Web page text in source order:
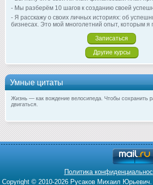
- Мы разберём 10 шагов к созданию своей
- Я расскажу о своих личных историях: об
бизнесах. Это мой многолетний опыт, которым я
Записаться
Другие курсы
Умные цитаты
Жизнь — как вождение велосипеда. Чтобы сохранить
двигаться.
Политика
Copyright © 2010-2026 Русаков Михаил